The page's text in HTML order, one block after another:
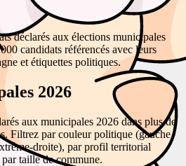
déclarés aux élections municipales
candidats référencés avec leurs
et étiquettes politiques.
2026
aux municipales 2026 dans plus de
Filtrez par couleur politique (gauche,
droite), par profil territorial
taille de commune.